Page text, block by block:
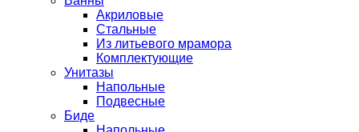
Акриловые
Стальные
Из литьевого мрамора
Комплектующие
Унитазы
Напольные
Подвесные
Биде